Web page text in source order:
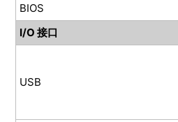
BIOS
I/O 接口
USB